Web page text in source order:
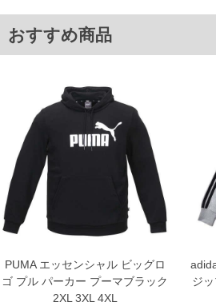
裏毛／フード(調節ひも有)／カンガルーポ
サイズ/バスト/総丈/肩幅/袖丈
2XL/142/77/50.5/71
3XL/152/79.4/52.5/72
4XL/162/81.8/54.5/74
単位はcm
※【返品交換について】
返品交換希望の方は、商品到着後1週間以内にご連絡
下着(肌着)やワイシャツは商品の性質上、返品交換
ご了承くださいませ。
※【ボトムの裾上げをご希望の場合】
備考欄に股下●cmとご記入下さい。（裾上げ無料
上の品が対象。1本5,999円以下の商品は有料（500
出荷まで約1週間～20日間程お時間を頂く場合がござ
尚、裾上げした商品は返品・交換不可となりますの
おすすめ商品
PUMA エッセンシャル ビッグロ
ゴ プル パーカー プーマブラック
2XL 3XL 4XL
ジ